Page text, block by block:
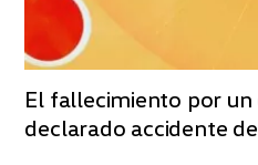
El fallecimiento por
declarado accidente